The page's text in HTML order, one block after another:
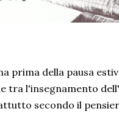
prima della pausa
tra l'insegnamento
secondo il